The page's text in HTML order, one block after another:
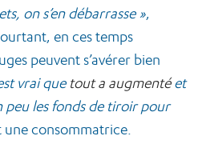
on s’en débarrasse »,
en ces temps
peuvent s’avérer bien
vrai que tout a augmentéet
les fonds de tiroir pour
une consommatrice.